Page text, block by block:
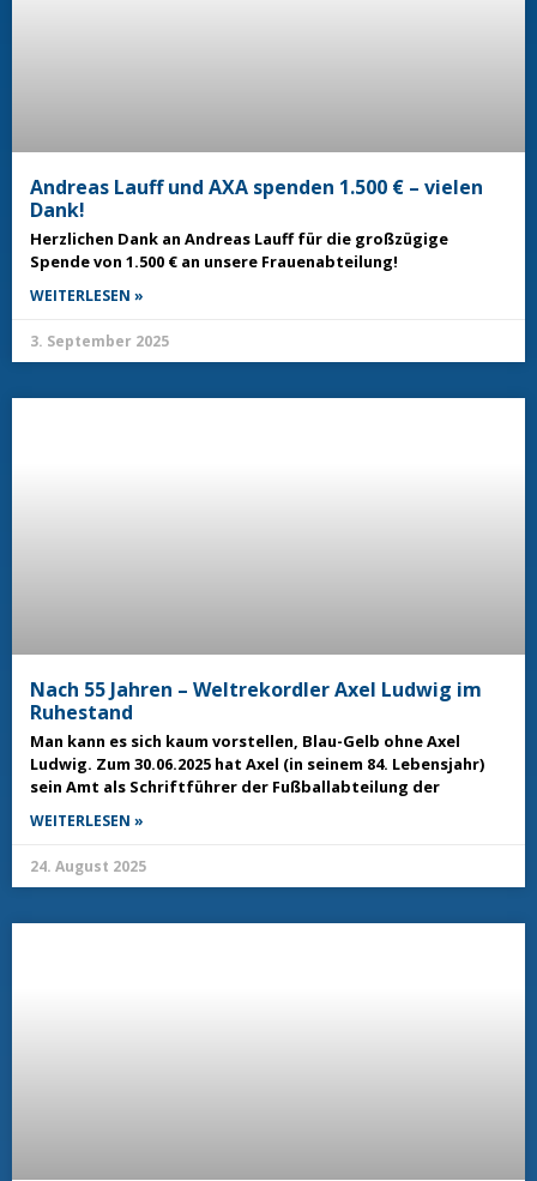
Andreas Lauff und AXA spenden 1.500 € – vielen
Dank!
Herzlichen Dank an Andreas Lauff für die großzügige
Spende von 1.500 € an unsere Frauenabteilung!
WEITERLESEN »
3. September 2025
Nach 55 Jahren – Weltrekordler Axel Ludwig im
Ruhestand
Man kann es sich kaum vorstellen, Blau-Gelb ohne Axel
Ludwig. Zum 30.06.2025 hat Axel (in seinem 84. Lebensjahr)
sein Amt als Schriftführer der Fußballabteilung der
WEITERLESEN »
24. August 2025